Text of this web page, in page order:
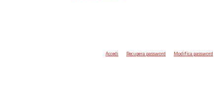
Accedi Recupera password Modifica password